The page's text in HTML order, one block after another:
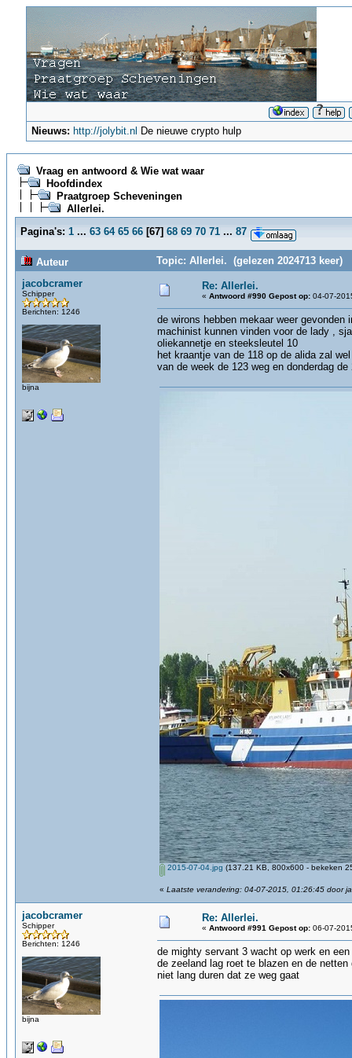
Nieuws: http://jolybit.nl De nieuwe crypto hulp
Vraag en antwoord & Wie wat waar
Hoofdindex
Praatgroep Scheveningen
Allerlei.
Pagina's: 1 ... 63 64 65 66 [67] 68 69 70 71 ... 87
Auteur
Topic: Allerlei. (gelezen 2024713 keer)
jacobcramer
Schipper
Berichten: 1246
bijna
Re: Allerlei.
« Antwoord #990 Gepost op: 04-07-
de wirons hebben mekaar weer
machinist kunnen vinden voor de lady ,
oliekannetje en steeksleutel 10
het kraantje van de 118 op de alida zal
van de week de 123 weg en donderdag de
2015-07-04.jpg (137.21 KB, 800x600 - bekeken
« Laatste verandering: 04-07-2015, 01:26:45 door
jacobcramer
Schipper
Berichten: 1246
bijna
Re: Allerlei.
« Antwoord #991 Gepost op: 06-07-
de mighty servant 3 wacht op werk en
de zeeland lag roet te blazen en de
niet lang duren dat ze weg gaat